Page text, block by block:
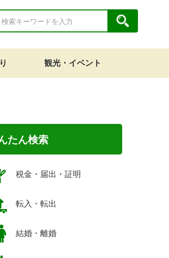
観光・イベント
たん検索
税金・届出・証明
転入・転出
結婚・離婚